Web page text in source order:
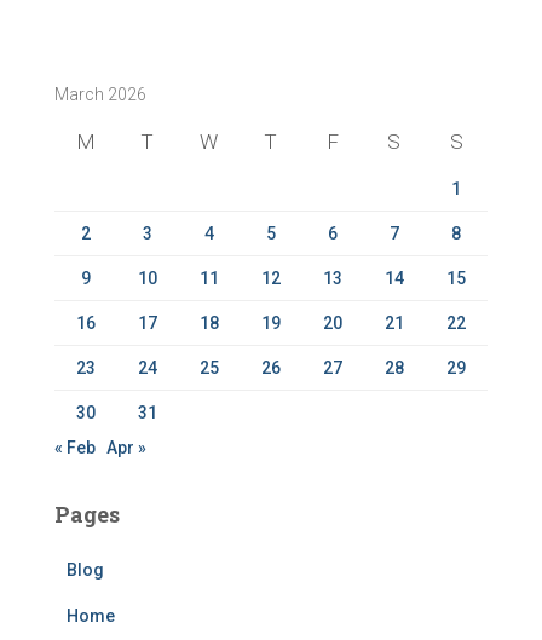
h
March 2026
M T W T F S S
1
2 3 4 5 6 7 8
9 10 11 12 13 14 15
16 17 18 19 20 21 22
23 24 25 26 27 28 29
30
31
« Feb Apr »
Pages
Blog
Home